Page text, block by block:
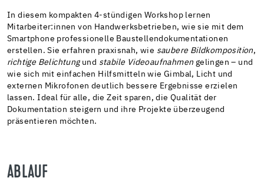
In diesem kompakten 4-stündigen Workshop lernen
Mitarbeiter:innen von Handwerksbetrieben, wie sie mit dem
Smartphone professionelle Baustellendokumentationen
erstellen. Sie erfahren praxisnah, wie saubere Bildkomposition,
richtige Belichtungund stabile Videoaufnahmen gelingen – und
wie sich mit einfachen Hilfsmitteln wie Gimbal, Licht und
externen Mikrofonen deutlich bessere Ergebnisse erzielen
lassen. Ideal für alle, die Zeit sparen, die Qualität der
Dokumentation steigern und ihre Projekte überzeugend
präsentieren möchten.
ABLAUF